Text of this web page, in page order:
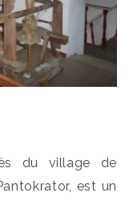
du village de
est un